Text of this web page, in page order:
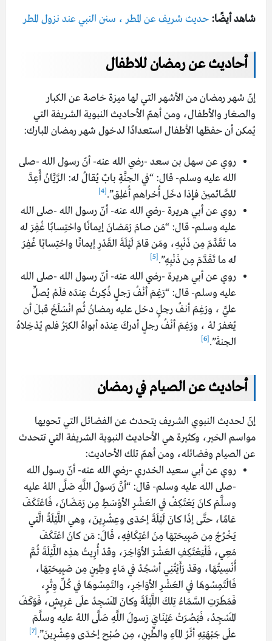
شاهد أيضًا: حديث شريف عن المطر ، سنن النبي عند نزول المطر
أحاديث عن رمضان للاطفال
إنّ شهر رمضان من الأشهر التي لها ميزة خاصة عن الكبار
والصغار والأطفال، ومن أهمّ الأحاديث النبوية الشريفة التي
يُمكن أن حفظها الأطفال استعدادًا لدخول شهر رمضان المبارك:
روي عن سهل بن سعد -رضي الله عنه- أنّ رسول الله -صلى
الله عليه وسلم- قال: “في الجنَّةِ بابٌ يُقالُ له: الرَّيَّانُ أُعِدَّ
للصَّائمينَ فإذا دخَل أُخراهم أُغلِق”.[4]
روي عن أبي هريرة -رضي الله عنه- أنّ رسول الله -صلى الله
عليه وسلم- قال: “مَن صامَ رَمَضانَ إيمانًا واحْتِسابًا غُفِرَ له
ما تَقَدَّمَ مِن ذَنْبِهِ، ومَن قامَ لَيْلَةَ القَدْرِ إيمانًا واحْتِسابًا غُفِرَ
له ما تَقَدَّمَ مِن ذَنْبِهِ”.[5]
روي عن أبي هريرة -رضي الله عنه- أنّ رسول الله -صلى الله
عليه وسلم- قال: “رَغِمَ أنْفُ رَجلٍ ذُكِرتُ عِندَه فلَمْ يُصلِّ
عليَّ ، ورَغِمَ أنفُ رجلٍ دخل عليه رمضانُ ثُم انْسَلَخَ قبلَ أن
يُغفرَ لهُ ، ورَغِمَ أنْفُ رجلٍ أدركَ عِندَه أبواهُ الكبَرُ فلم يُدْخِلاهُ
الجنةَ”.[6]
أحاديث عن الصيام في رمضان
إنّ لحديث النبوي الشريف يتحدث عن الفضائل التي تحويها
مواسم الخير، وكثيرة هي الأحاديث النبوية الشريفة التي تتحدث
عن الصيام وفضائله، ومن أهمّ تلك الأحاديث:
روي عن أبي سعيد الخدري -رضي الله عنه- أنّ رسول الله
-صلى الله عليه وسلم- قال: “أنَّ رَسولَ اللَّهِ صَلَّى اللهُ عليه
وسلَّمَ كانَ يَعْتَكِفُ في العَشْرِ الأوْسَطِ مِن رَمَضَانَ، فَاعْتَكَفَ
عَامًا، حتَّى إذَا كانَ لَيْلَةَ إحْدَى وعِشْرِينَ، وهي اللَّيْلَةُ الَّتي
يَخْرُجُ مِن صَبِيحَتِهَا مِنَ اعْتِكَافِهِ، قَالَ: مَن كانَ اعْتَكَفَ
مَعِي، فَلْيَعْتَكِفِ العَشْرَ الأوَاخِرَ، وقدْ أُرِيتُ هذِه اللَّيْلَةَ ثُمَّ
أُنْسِيتُهَا، وقدْ رَأَيْتُنِي أسْجُدُ في مَاءٍ وطِينٍ مِن صَبِيحَتِهَا،
فَالْتَمِسُوهَا في العَشْرِ الأوَاخِرِ، والتَمِسُوهَا في كُلِّ وِتْرٍ،
فَمَطَرَتِ السَّمَاءُ تِلكَ اللَّيْلَةَ وكانَ المَسْجِدُ علَى عَرِيشٍ، فَوَكَفَ
المَسْجِدُ، فَبَصُرَتْ عَيْنَايَ رَسولَ اللَّهِ صَلَّى اللهُ عليه وسلَّمَ
علَى جَبْهَتِهِ أثَرُ المَاءِ والطِّينِ، مِن صُبْحِ إحْدَى وعِشْرِينَ”.[7]